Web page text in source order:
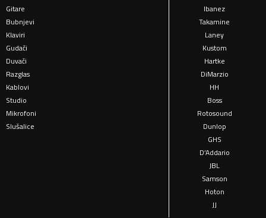
Gitare
Bubnjevi
Klaviri
Gudači
Duvači
Razglas
Kablovi
Studio
Mikrofoni
Slušalice
Ibanez
Takamine
Laney
Kustom
Hartke
DiMarzio
HH
Boss
Rotosound
Dunlop
GHS
D’Addario
JBL
Samson
Hoton
JJ